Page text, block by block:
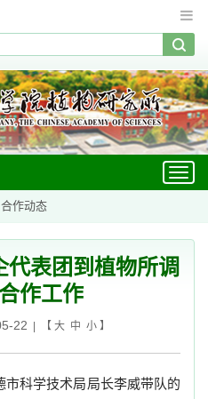
合作动态
表团到植物所调
作工作
22 | 【 大 中 小】
市科学技术局局长李威带队的